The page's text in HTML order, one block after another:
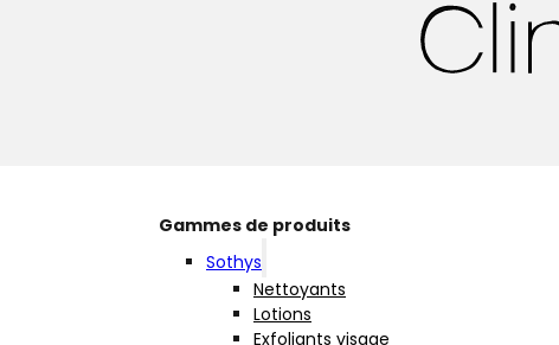
Gammes de produits
Sothys
Nettoyants
Lotions
Exfoliants visage